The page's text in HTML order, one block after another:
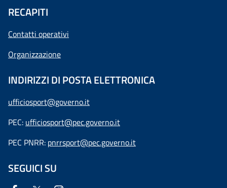
RECAPITI
Contatti operativi
Organizzazione
INDIRIZZI DI POSTA ELETTRONICA
ufficiosport@governo.it
PEC: ufficiosport@pec.governo.it
PEC PNRR: pnrrsport@pec.governo.it
SEGUICI SU